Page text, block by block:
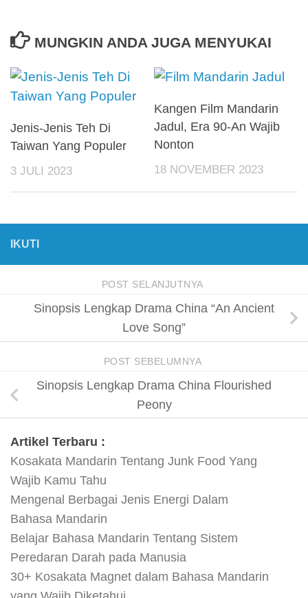
MUNGKIN ANDA JUGA MENYUKAI
Jenis-Jenis Teh Di
Taiwan Yang Populer
3 JULI 2023
Kangen Film Mandarin
Jadul, Era 90-An Wajib
Nonton
18 NOVEMBER 2023
IKUTI
POST SELANJUTNYA
Sinopsis Lengkap Drama China “An Ancient
Love Song”
POST SEBELUMNYA
Sinopsis Lengkap Drama China Flourished
Peony
Artikel Terbaru :
Kosakata Mandarin Tentang Junk Food Yang
Wajib Kamu Tahu
Mengenal Berbagai Jenis Energi Dalam
Bahasa Mandarin
Belajar Bahasa Mandarin Tentang Sistem
Peredaran Darah pada Manusia
30+ Kosakata Magnet dalam Bahasa Mandarin